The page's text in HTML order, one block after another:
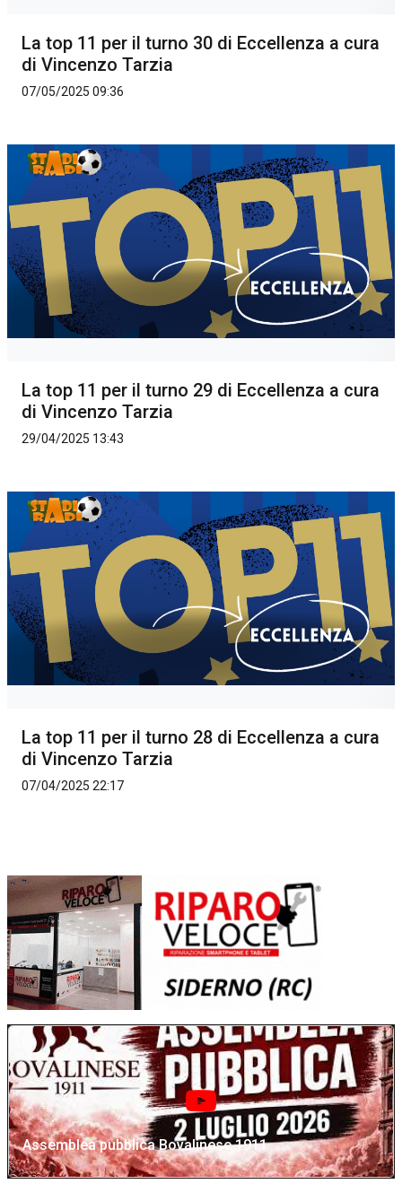
La top 11 per il turno 30 di Eccellenza a cura
di Vincenzo Tarzia
07/05/2025 09:36
La top 11 per il turno 29 di Eccellenza a cura
di Vincenzo Tarzia
29/04/2025 13:43
La top 11 per il turno 28 di Eccellenza a cura
di Vincenzo Tarzia
07/04/2025 22:17
Assemblea pubblica Bovalinese 1911